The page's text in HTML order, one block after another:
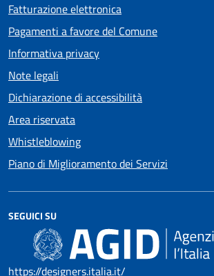
Fatturazione elettronica
Pagamenti a favore del Comune
Informativa privacy
Note legali
Dichiarazione di accessibilità
Area riservata
Whistleblowing
Piano di Miglioramento dei Servizi
SEGUICI SU
https://designers.italia.it/